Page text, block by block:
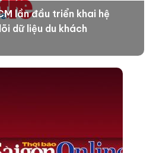
lần đầu triển khai hệ
dữ liệu du khách